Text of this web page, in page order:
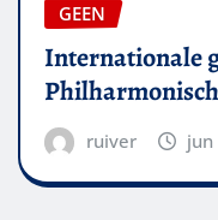
GEEN
Internationale
ruiver jun